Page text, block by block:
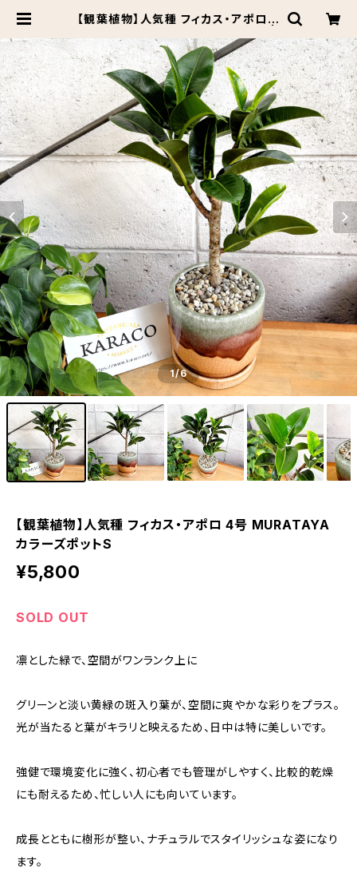
【観葉植物】人気種 フィカス・アポロ 4
Botanical Market KARACO
1/6
【観葉植物】人気種 フィカス・アポロ 4号 MURATAYA
カラーズポットS
¥5,800
SOLD OUT
凛とした緑で、空間がワンランク上に
グリーンと淡い黄緑の斑入り葉が、空間に爽やかな彩りをプラス。
光が当たると葉がキラリと映えるため、日中は特に美しいです。
強健で環境変化に強く、初心者でも管理がしやすく、比較的乾燥
にも耐えるため、忙しい人にも向いています。
成長とともに樹形が整い、ナチュラルでスタイリッシュな姿になり
ます。